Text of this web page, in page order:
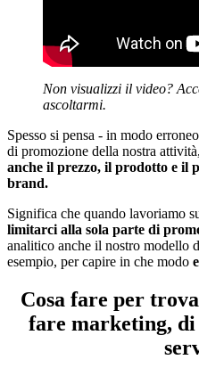
Non visualizzi il video?
ascoltarmi.
Spesso si pensa - in modo
di promozione della nostra
anche il prezzo, il prodotto e il
brand.
Significa che quando lavoriamo
limitarci alla sola parte di
analitico anche il nostro modello
esempio, per capire in che modo
Cosa fare per
fare marketing,